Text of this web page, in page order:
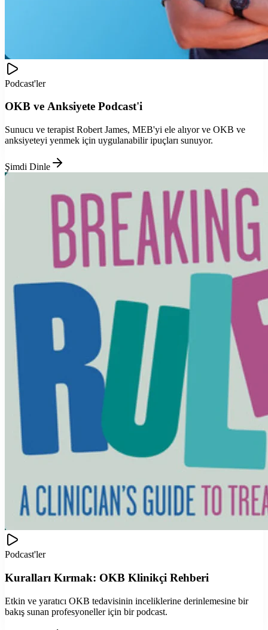
Podcast'ler
OKB ve Anksiyete Podcast'i
Sunucu ve terapist Robert James, MEB'yi ele alıyor ve OKB ve
anksiyeteyi yenmek için uygulanabilir ipuçları sunuyor.
Şimdi Dinle
Podcast'ler
Kuralları Kırmak: OKB Klinikçi Rehberi
Etkin ve yaratıcı OKB tedavisinin inceliklerine derinlemesine bir
bakış sunan profesyoneller için bir podcast.